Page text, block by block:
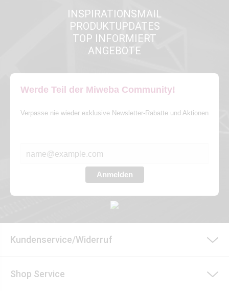
INSPIRATIONSMAIL
PRODUKTUPDATES
TOP INFORMIERT
ANGEBOTE
Werde Teil der Miweba Community!
Verpasse nie wieder exklusive Newsletter-Rabatte und Aktionen
Anmelden
Kundenservice/Widerruf
Shop Service